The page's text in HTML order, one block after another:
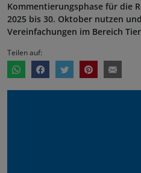
Kommentierungsphase für die
2025 bis 30. Oktober nutzen
Vereinfachungen im Bereich
Teilen auf: